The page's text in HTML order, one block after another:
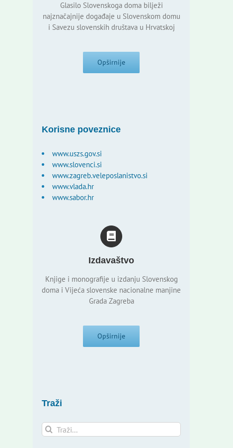
Glasilo Slovenskoga doma bilježi
najznačajnije događaje u Slovenskom domu
i Savezu slovenskih društava u Hrvatskoj
Opširnije
Korisne poveznice
www.uszs.gov.si
www.slovenci.si
www.zagreb.veleposlanistvo.si
www.vlada.hr
www.sabor.hr
Izdavaštvo
Knjige i monografije u izdanju Slovenskog
doma i Vijeća slovenske nacionalne manjine
Grada Zagreba
Opširnije
Traži
Traži...